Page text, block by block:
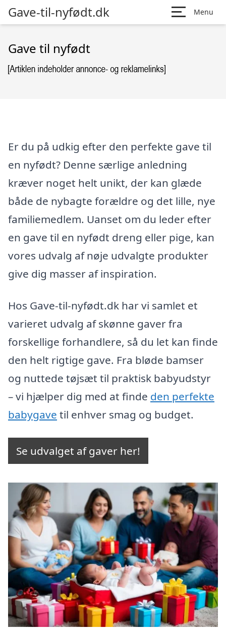
Gave-til-nyfødt.dk Menu
Gave til nyfødt
Er du på udkig efter den perfekte gave til
en nyfødt? Denne særlige anledning
kræver noget helt unikt, der kan glæde
både de nybagte forældre og det lille, nye
familiemedlem. Uanset om du leder efter
en gave til en nyfødt dreng eller pige, kan
vores udvalg af nøje udvalgte produkter
give dig masser af inspiration.
Hos Gave-til-nyfødt.dk har vi samlet et
varieret udvalg af skønne gaver fra
forskellige forhandlere, så du let kan finde
den helt rigtige gave. Fra bløde bamser
og nuttede tøjsæt til praktisk babyudstyr
– vi hjælper dig med at finde den perfekte
babygave til enhver smag og budget.
Se udvalget af gaver her!